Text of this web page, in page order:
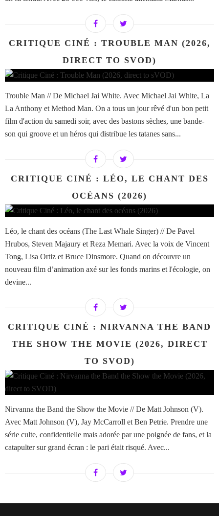
CRITIQUE CINÉ : TROUBLE MAN (2026,
DIRECT TO SVOD)
Trouble Man // De Michael Jai White. Avec Michael Jai White, La
La Anthony et Method Man. On a tous un jour rêvé d'un bon petit
film d'action du samedi soir, avec des bastons sèches, une bande-
son qui groove et un héros qui distribue les tatanes sans...
CRITIQUE CINÉ : LÉO, LE CHANT DES
OCÉANS (2026)
Léo, le chant des océans (The Last Whale Singer) // De Pavel
Hrubos, Steven Majaury et Reza Memari. Avec la voix de Vincent
Tong, Lisa Ortiz et Bruce Dinsmore. Quand on découvre un
nouveau film d’animation axé sur les fonds marins et l'écologie, on
devine...
CRITIQUE CINÉ : NIRVANNA THE BAND
THE SHOW THE MOVIE (2026, DIRECT
TO SVOD)
Nirvanna the Band the Show the Movie // De Matt Johnson (V).
Avec Matt Johnson (V), Jay McCarroll et Ben Petrie. Prendre une
série culte, confidentielle mais adorée par une poignée de fans, et la
catapulter sur grand écran : le pari était risqué. Avec...